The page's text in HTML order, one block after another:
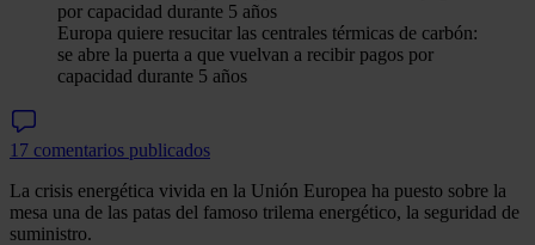
Europa quiere resucitar las centrales térmicas de carbón:
se abre la puerta a que vuelvan a recibir pagos por
capacidad durante 5 años
17 comentarios publicados
La crisis energética vivida en la Unión Europea ha puesto sobre la
mesa una de las patas del famoso trilema energético, la seguridad de
suministro.